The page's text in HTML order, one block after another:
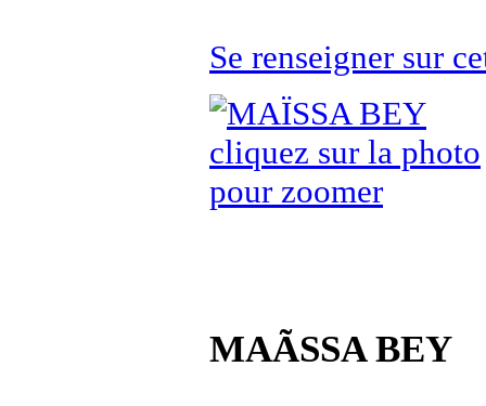
Se renseigner sur
cliquez sur la photo
pour zoomer
MAÃSSA BEY